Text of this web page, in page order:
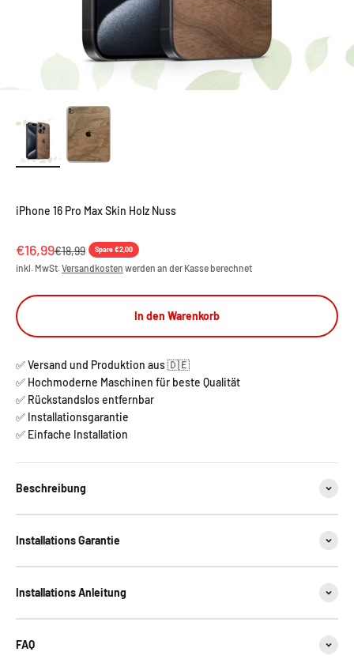
iPhone 16 Pro Max Skin Holz Nuss
Angebot
€16,99Regulärer Preis
€18,99 Spare €2,00
inkl. MwSt.Versandkosten werden an der Kasse berechnet
In den Warenkorb
✅ Versand und Produktion aus 🇩🇪
✅ Hochmoderne Maschinen für beste Qualität
✅ Rückstandslos entfernbar
✅ Installationsgarantie
✅ Einfache Installation
Beschreibung
Installations Garantie
Installations Anleitung
FAQ